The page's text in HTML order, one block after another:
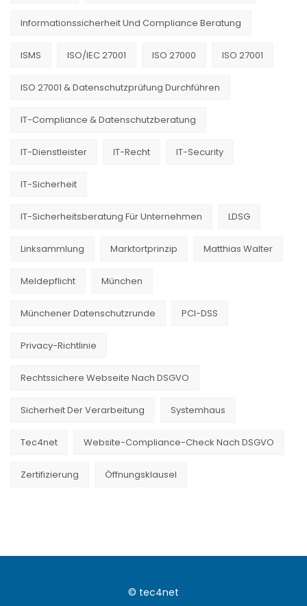
Informationssicherheit Und Compliance Beratung
ISMS ISO/IEC 27001 ISO 27000 ISO 27001
ISO 27001 & Datenschutzprüfung Durchführen
IT-Compliance & Datenschutzberatung
IT-Dienstleister IT-Recht IT-Security
IT-Sicherheit
IT-Sicherheitsberatung Für Unternehmen LDSG
Linksammlung Marktortprinzip Matthias Walter
Meldepflicht München
Münchener Datenschutzrunde PCI-DSS
Privacy-Richtlinie
Rechtssichere Webseite Nach DSGVO
Sicherheit Der Verarbeitung Systemhaus
Tec4net Website-Compliance-Check Nach DSGVO
Zertifizierung Öffnungsklausel
© tec4net